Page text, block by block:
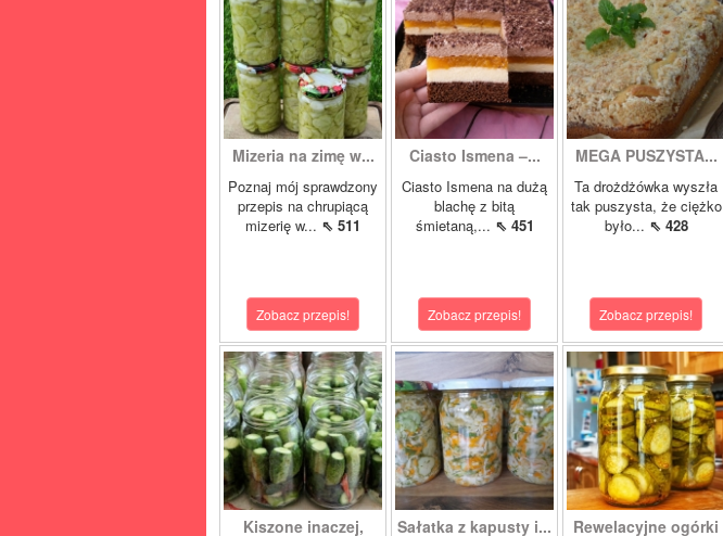
Mizeria na zimę w...
Poznaj mój sprawdzony
przepis na chrupiącą
mizerię w... ⇖ 511
Zobacz przepis!
Ciasto Ismena –...
Ciasto Ismena na dużą
blachę z bitą
śmietaną,... ⇖ 451
Zobacz przepis!
MEGA PUSZYSTA...
Ta drożdżówka wyszła
tak puszysta, że ciężko
było... ⇖ 428
Zobacz przepis!
Kiszone inaczej, Sałatka z kapusty i... Rewelacyjne ogórki